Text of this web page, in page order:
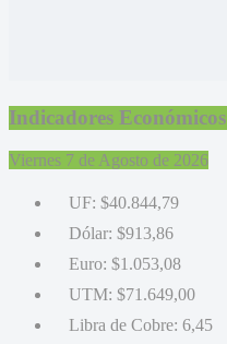
Indicadores Económicos
Viernes 7 de Agosto de 2026
UF: $40.844,79
Dólar: $913,86
Euro: $1.053,08
UTM: $71.649,00
Libra de Cobre: 6,45